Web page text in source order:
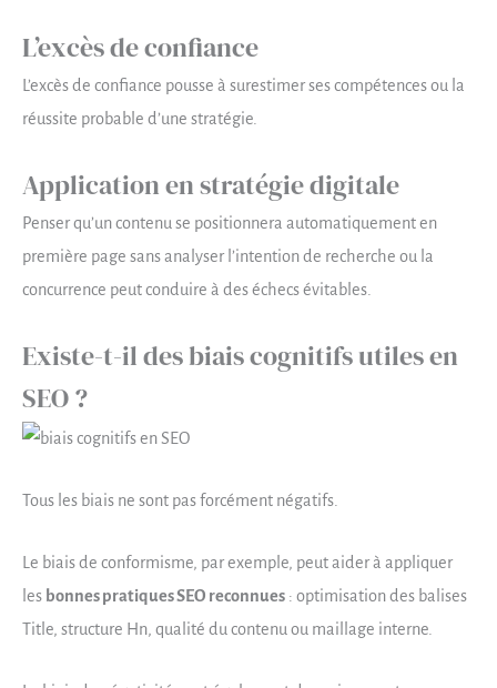
L’excès de confiance
L’excès de confiance pousse à surestimer ses compétences ou la
réussite probable d’une stratégie.
Application en stratégie digitale
Penser qu’un contenu se positionnera automatiquement en
première page sans analyser l’intention de recherche ou la
concurrence peut conduire à des échecs évitables.
Existe-t-il des biais cognitifs utiles en
SEO ?
Tous les biais ne sont pas forcément négatifs.
Le biais de conformisme, par exemple, peut aider à appliquer
les bonnes pratiques SEO reconnues : optimisation des balises
Title, structure Hn, qualité du contenu ou maillage interne.